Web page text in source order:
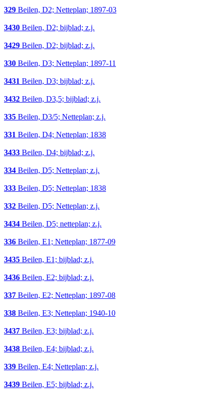
329 Beilen, D2; Netteplan; 1897-03
3430 Beilen, D2; bijblad; z.j.
3429 Beilen, D2; bijblad; z.j.
330 Beilen, D3; Netteplan; 1897-11
3431 Beilen, D3; bijblad; z.j.
3432 Beilen, D3,5; bijblad; z.j.
335 Beilen, D3/5; Netteplan; z.j.
331 Beilen, D4; Netteplan; 1838
3433 Beilen, D4; bijblad; z.j.
334 Beilen, D5; Netteplan; z.j.
333 Beilen, D5; Netteplan; 1838
332 Beilen, D5; Netteplan; z.j.
3434 Beilen, D5; netteplan; z.j.
336 Beilen, E1; Netteplan; 1877-09
3435 Beilen, E1; bijblad; z.j.
3436 Beilen, E2; bijblad; z.j.
337 Beilen, E2; Netteplan; 1897-08
338 Beilen, E3; Netteplan; 1940-10
3437 Beilen, E3; bijblad; z.j.
3438 Beilen, E4; bijblad; z.j.
339 Beilen, E4; Netteplan; z.j.
3439 Beilen, E5; bijblad; z.j.